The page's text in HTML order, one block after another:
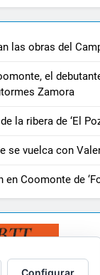
las obras del
el
Zamora
la ribera de ‘El
se vuelca con
en Coomonte de
Configurar